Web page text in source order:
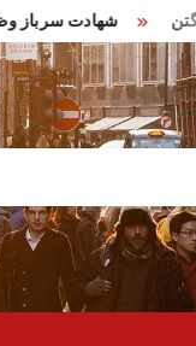
شهادت در واشنگتن